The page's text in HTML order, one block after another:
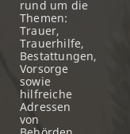
rund um die
Themen:
Trauer,
Trauerhilfe,
Bestattungen,
Vorsorge
sowie
hilfreiche
Adressen
von